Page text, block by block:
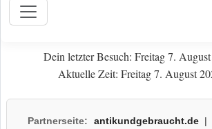
Dein letzter Besuch: Freitag 7.
Aktuelle Zeit: Freitag 7. August
Partnerseite: antikundgebraucht.de|